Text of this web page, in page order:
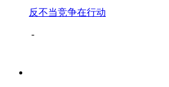
反不当竞争在行动
-